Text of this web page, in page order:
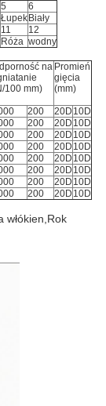
5
6
Łupek Biały
11
12
Róża wodny
na
100 mm)
Promień
gięcia
(mm)
200 20D 10D
200 20D 10D
200 20D 10D
200 20D 10D
200 20D 10D
200 20D 10D
200 20D 10D
200 20D 10D
włókien,Rok